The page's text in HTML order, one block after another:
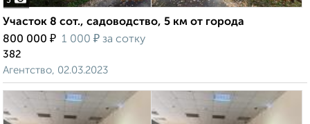
Участок 8 сот., садоводство, 5 км от города
800 000 ₽ 1 000 ₽ за сотку
382
Агентство, 02.03.2023